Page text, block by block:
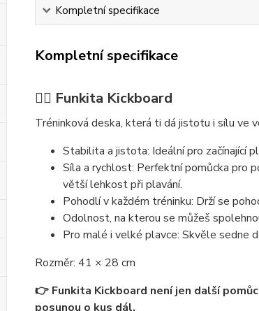
Kompletní specifikace
Kompletní specifikace
🏊‍♂️ Funkita Kickboard
Tréninková deska, která ti dá jistotu i sílu ve
Stabilita a jistota: Ideální pro začínající
Síla a rychlost: Perfektní pomůcka pro
větší lehkost při plavání.
Pohodlí v každém tréninku: Drží se
Odolnost, na kterou se můžeš
Pro malé i velké plavce: Skvěle sedne
Rozměr: 41 × 28 cm
👉 Funkita Kickboard není jen další
posunou o kus dál.